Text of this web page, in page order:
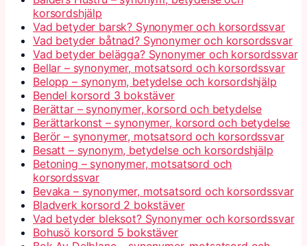
korsordshjälp
Vad betyder barsk? Synonymer och korsordssvar
Vad betyder båtnad? Synonymer och korsordssvar
Vad betyder belägga? Synonymer och korsordssvar
Bellar – synonymer, motsatsord och korsordssvar
Belopp – synonym, betydelse och korsordshjälp
Bendel korsord 3 bokstäver
Berättar – synonymer, korsord och betydelse
Berättarkonst – synonymer, korsord och betydelse
Berör – synonymer, motsatsord och korsordssvar
Besatt – synonym, betydelse och korsordshjälp
Betoning – synonymer, motsatsord och
korsordssvar
Bevaka – synonymer, motsatsord och korsordssvar
Bladverk korsord 2 bokstäver
Vad betyder bleksot? Synonymer och korsordssvar
Bohusö korsord 5 bokstäver